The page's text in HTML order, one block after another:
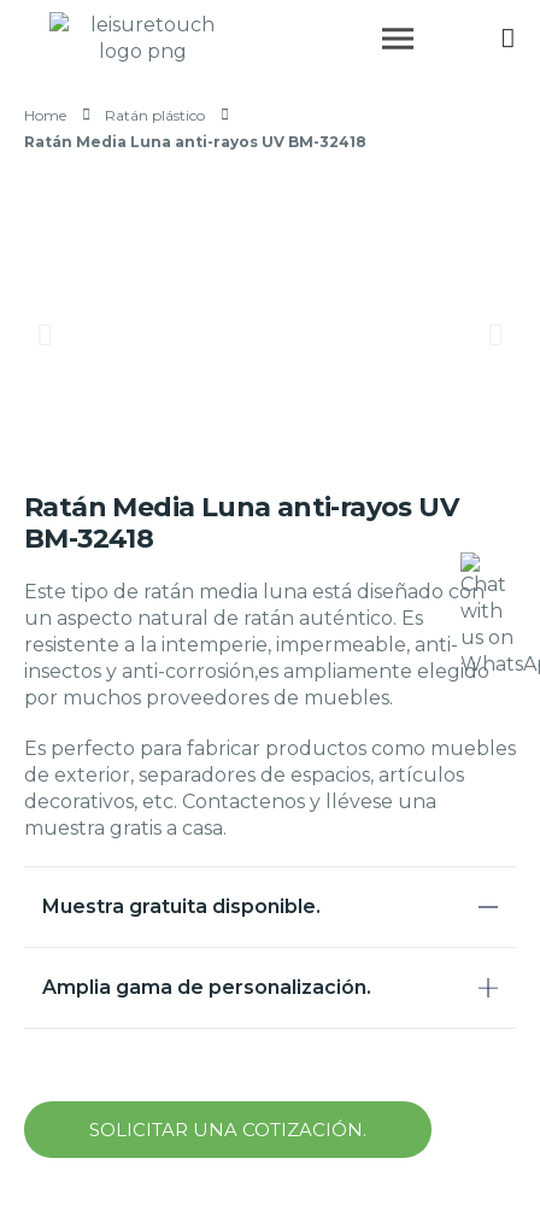
Home
Ratán plástico
Ratán Media Luna anti-rayos UV BM-32418
Ratán Media Luna anti-rayos UV
BM-32418
Este tipo de ratán media luna está diseñado con
un aspecto natural de ratán auténtico. Es
resistente a la intemperie, impermeable, anti-
insectos y anti-corrosión,es ampliamente elegido
por muchos proveedores de muebles.
Es perfecto para fabricar productos como muebles
de exterior, separadores de espacios, artículos
decorativos, etc. Contactenos y llévese una
muestra gratis a casa.
Muestra gratuita disponible.
Amplia gama de personalización.
SOLICITAR UNA COTIZACIÓN.